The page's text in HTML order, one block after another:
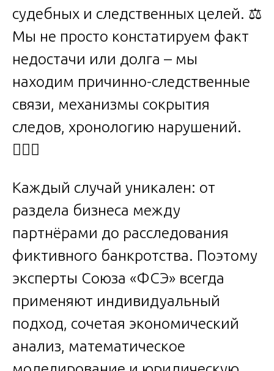
судебных и следственных целей. ⚖️
Мы не просто констатируем факт
недостачи или долга – мы
находим причинно-следственные
связи, механизмы сокрытия
следов, хронологию нарушений.
🕵️‍♂️💡
Каждый случай уникален: от
раздела бизнеса между
партнёрами до расследования
фиктивного банкротства. Поэтому
эксперты Союза «ФСЭ» всегда
применяют индивидуальный
подход, сочетая экономический
анализ, математическое